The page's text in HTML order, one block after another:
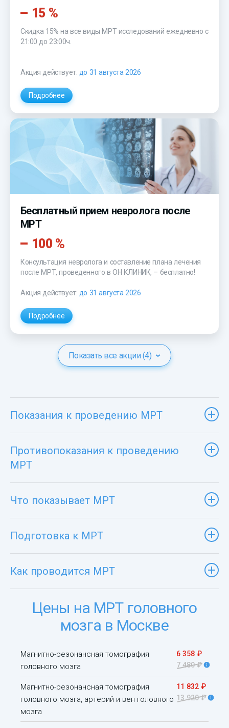
15 %
Скидка 15% на все виды МРТ исследований ежедневно с
21:00 до 23:00ч.
Акция действует: до 31 августа 2026
Подробнее
Бесплатный прием невролога после
МРТ
100 %
Консультация невролога и составление плана лечения
после МРТ, проведенного в ОН КЛИНИК, – бесплатно!
Акция действует: до 31 августа 2026
Подробнее
Показать все акции (4)
Показания к проведению МРТ
Противопоказания к проведению
МРТ
Что показывает МРТ
Подготовка к МРТ
Как проводится МРТ
Цены на МРТ головного
мозга в Москве
Магнитно-резонансная томография
головного мозга
6 358 ₽
7 480 ₽
Магнитно-резонансная томография
головного мозга, артерий и вен головного
мозга
11 832 ₽
13 920 ₽